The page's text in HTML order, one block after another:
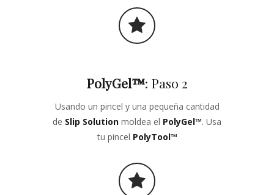
PolyGel™: Paso 2
Usando un pincel y una pequeña cantidad
de Slip Solution moldea el PolyGel™. Usa
tu pincel PolyTool™